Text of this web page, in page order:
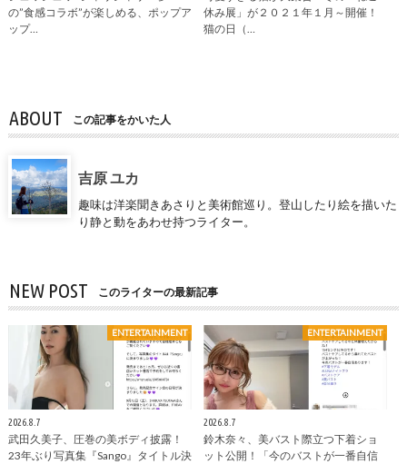
の”食感コラボ”が楽しめる、ポップア
ップ…
休み展」が２０２１年１月～開催！
猫の日（…
ABOUT この記事をかいた人
吉原 ユカ
趣味は洋楽聞きあさりと美術館巡り。登山したり絵を描いた
り静と動をあわせ持つライター。
NEW POST このライターの最新記事
ENTERTAINMENT
2026.8.7
武田久美子、圧巻の美ボディ披露！
23年ぶり写真集『Sango』タイトル決
ENTERTAINMENT
2026.8.7
鈴木奈々、美バスト際立つ下着ショ
ット公開！「今のバストが一番自信